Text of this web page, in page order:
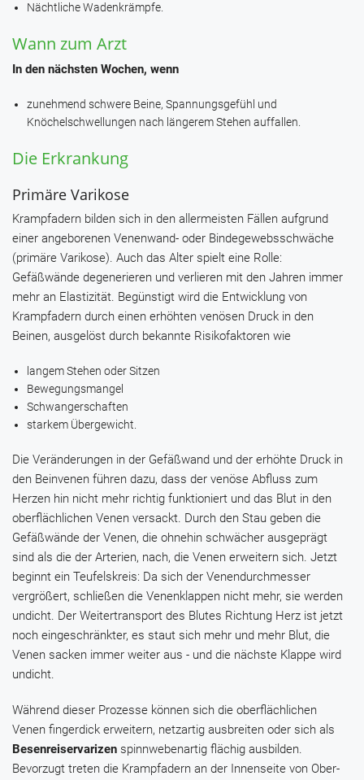
Nächtliche Wadenkrämpfe.
Wann zum Arzt
In den nächsten Wochen, wenn
zunehmend schwere Beine, Spannungsgefühl und
Knöchelschwellungen nach längerem Stehen auffallen.
Die Erkrankung
Primäre Varikose
Krampfadern bilden sich in den allermeisten Fällen aufgrund
einer angeborenen Venenwand- oder Bindegewebsschwäche
(primäre Varikose). Auch das Alter spielt eine Rolle:
Gefäßwände degenerieren und verlieren mit den Jahren immer
mehr an Elastizität. Begünstigt wird die Entwicklung von
Krampfadern durch einen erhöhten venösen Druck in den
Beinen, ausgelöst durch bekannte Risikofaktoren wie
langem Stehen oder Sitzen
Bewegungsmangel
Schwangerschaften
starkem Übergewicht.
Die Veränderungen in der Gefäßwand und der erhöhte Druck in
den Beinvenen führen dazu, dass der venöse Abfluss zum
Herzen hin nicht mehr richtig funktioniert und das Blut in den
oberflächlichen Venen versackt. Durch den Stau geben die
Gefäßwände der Venen, die ohnehin schwächer ausgeprägt
sind als die der Arterien, nach, die Venen erweitern sich. Jetzt
beginnt ein Teufelskreis: Da sich der Venendurchmesser
vergrößert, schließen die Venenklappen nicht mehr, sie werden
undicht. Der Weitertransport des Blutes Richtung Herz ist jetzt
noch eingeschränkter, es staut sich mehr und mehr Blut, die
Venen sacken immer weiter aus - und die nächste Klappe wird
undicht.
Während dieser Prozesse können sich die oberflächlichen
Venen fingerdick erweitern, netzartig ausbreiten oder sich als
Besenreiservarizen spinnwebenartig flächig ausbilden.
Bevorzugt treten die Krampfadern an der Innenseite von Ober-